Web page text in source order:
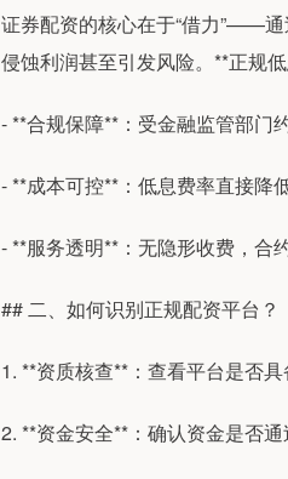
证券配资的核心在于“借力”——
侵蚀利润甚至引发风险。**正规
- **合规保障**：受金融监管部门
- **成本可控**：低息费率直接降
- **服务透明**：无隐形收费，合
## 二、如何识别正规配资平台？
1. **资质核查**：查看平台是否
2. **资金安全**：确认资金是否